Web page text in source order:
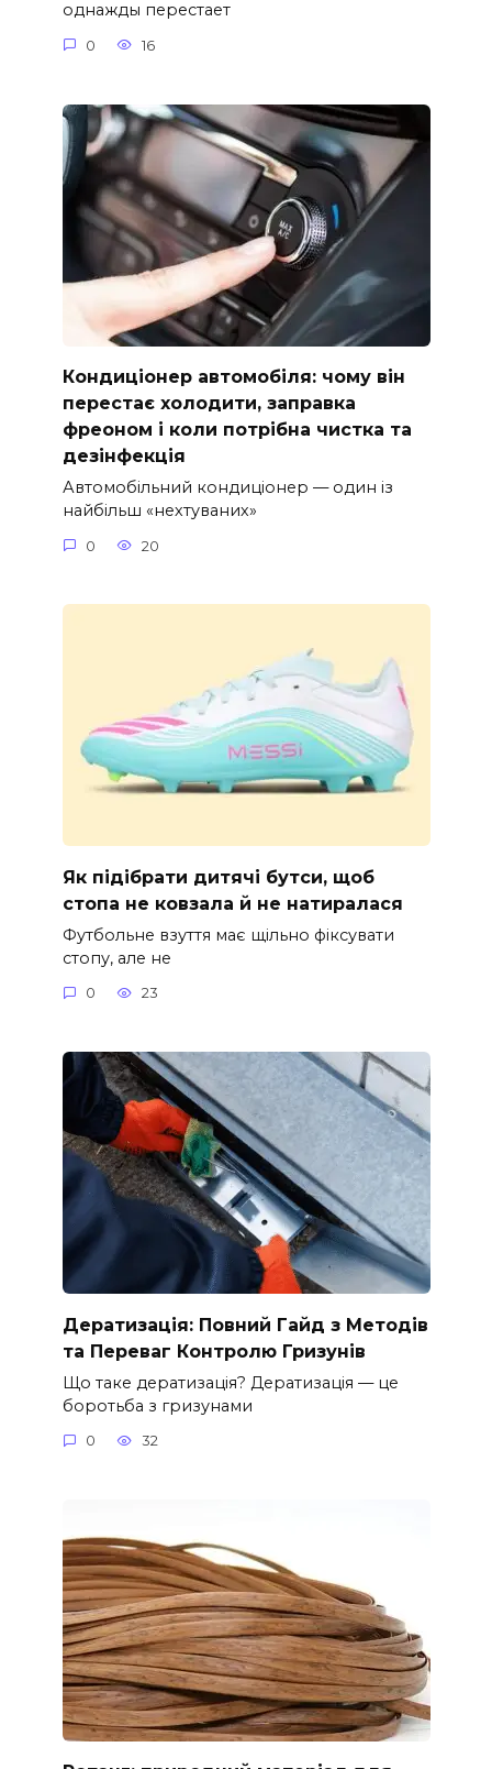
однажды перестает
0 16
Кондиціонер автомобіля: чому він
перестає холодити, заправка
фреоном і коли потрібна чистка та
дезінфекція
Автомобільний кондиціонер — один із
найбільш «нехтуваних»
0 20
Як підібрати дитячі бутси, щоб
стопа не ковзала й не натиралася
Футбольне взуття має щільно фіксувати
стопу, але не
0 23
Дератизація: Повний Гайд з Методів
та Переваг Контролю Гризунів
Що таке дератизація? Дератизація — це
боротьба з гризунами
0 32